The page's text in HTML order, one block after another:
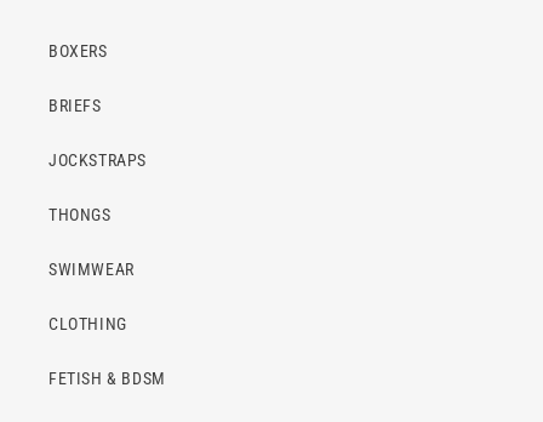
BOXERS
BRIEFS
JOCKSTRAPS
THONGS
SWIMWEAR
CLOTHING
FETISH & BDSM